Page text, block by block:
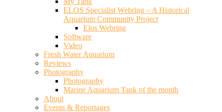
ELOS Specialist Webring – A Historical
Aquarium Community Project
Elos Webring
Software
Video
Fresh Water Aquarium
Reviews
Photography
Photography
Marine Aquarium Tank of the month
About
Events & Reportages